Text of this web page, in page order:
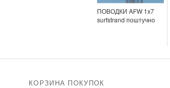
ПОВОДКИ AFW 1х7
surfstrand поштучно
КОРЗИНА ПОКУПОК